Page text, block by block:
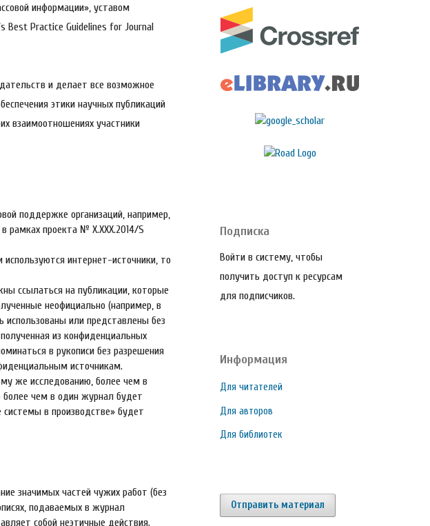
информации», уставом
Best Practice Guidelines for Journal
и делает все возможное
этики научных публикаций
взаимоотношениях участники
поддержке организаций, например,
рамках проекта № X.XXX.2014/S
интернет-источники, то
ссылаться на публикации, которые
неофициально (например, в
или представлены без
из конфиденциальных
в рукописи без разрешения
источникам.
же исследованию, более чем в
более чем в один журнал будет
в производстве» будет
значимых частей чужих работ (без
подаваемых в журнал
собой неэтичные действия.
Подписка
Войти в систему, чтобы
получить доступ к ресурсам
для подписчиков.
Информация
Для читателей
Для авторов
Для библиотек
Отправить материал